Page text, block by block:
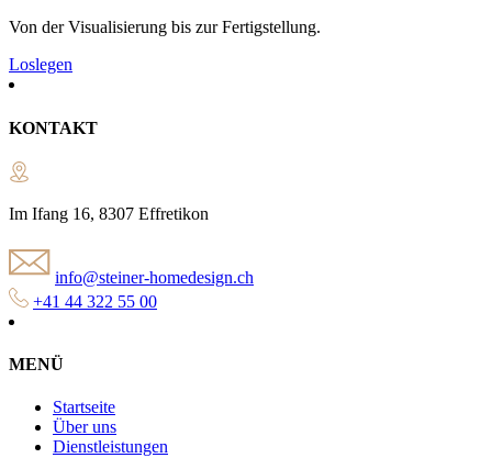
Von der Visualisierung bis zur Fertigstellung.
Loslegen
KONTAKT
Im Ifang 16, 8307 Effretikon
info@steiner-homedesign.ch
+41 44 322 55 00
MENÜ
Startseite
Über uns
Dienstleistungen